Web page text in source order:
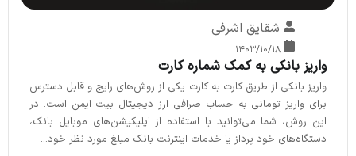
شقایق اشرفی
۱۴۰۳/۱۰/۱۸
واریز بانکی به کمک شماره کارت
واریز بانکی از طریق کارت به کارت یکی از روش‌های رایج و قابل دسترس
برای واریز تومانی به حساب صرافی‌ ارز دیجیتال بیت ایمن است. در
این روش، شما می‌توانید با استفاده از اپلیکیشن‌های موبایل بانک،
دستگاه‌های خود پرداز یا خدمات اینترنت بانک مبلغ مورد نظر خود...